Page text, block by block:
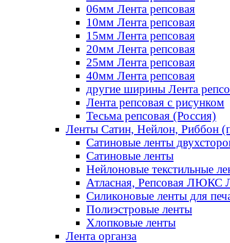
06мм Лента репсовая
10мм Лента репсовая
15мм Лента репсовая
20мм Лента репсовая
25мм Лента репсовая
40мм Лента репсовая
другие ширины Лента
Лента репсовая с рисунком
Тесьма репсовая (Россия)
Ленты Сатин, Нейлон, Риббон
Сатиновые ленты
Сатиновые ленты
Нейлоновые текстильные
Атласная, Репсовая ЛЮКС
Силиконовые ленты для
Полиэстровые ленты
Хлопковые ленты
Лента органза